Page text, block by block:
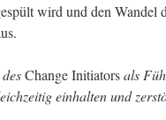
wird und den
Change Initiatorsals
einhalten und